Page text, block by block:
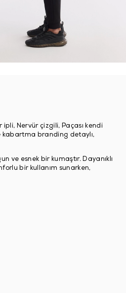
Nervür çizgili, Paçası kendi
kabartma branding detaylı,
ve esnek bir kumaştır. Dayanıklı
bir kullanım sunarken,